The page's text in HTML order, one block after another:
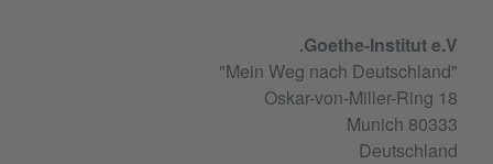
Goethe-Institut e.V.
"Mein Weg nach Deutschland"
Oskar-von-Miller-Ring 18
80333 Munich
Deutschland